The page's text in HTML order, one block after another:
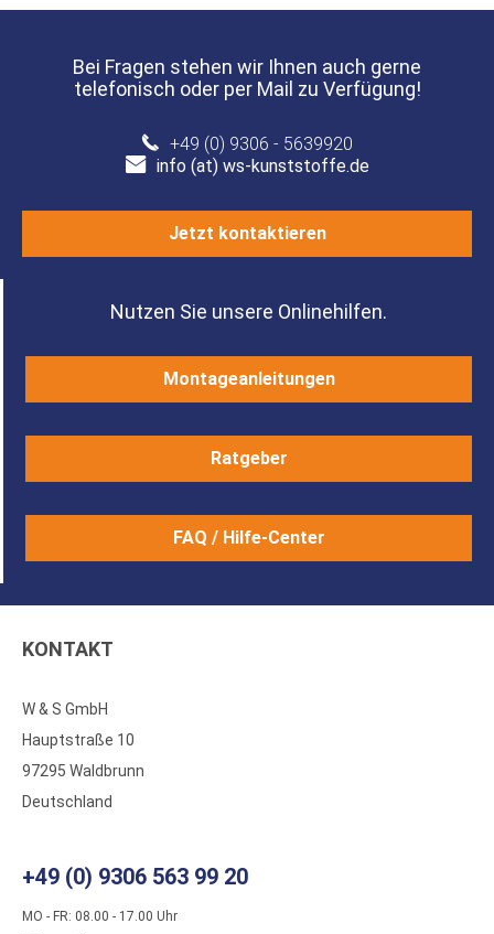
Bei Fragen stehen wir Ihnen auch gerne
telefonisch oder per Mail zu Verfügung!
+49 (0) 9306 - 5639920
info (at) ws-kunststoffe.de
Jetzt kontaktieren
Nutzen Sie unsere Onlinehilfen.
Montageanleitungen
Ratgeber
FAQ / Hilfe-Center
KONTAKT
W & S GmbH
Hauptstraße 10
97295 Waldbrunn
Deutschland
+49 (0) 9306 563 99 20
MO - FR: 08.00 - 17.00 Uhr